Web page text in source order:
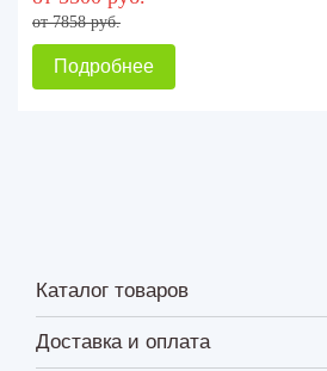
от 7858 руб.
Подробнее
Каталог товаров
Доставка и оплата